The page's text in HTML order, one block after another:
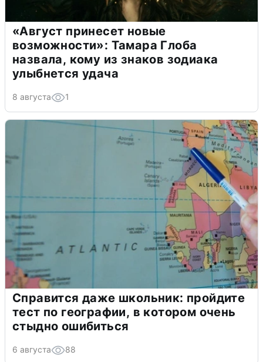
«Август принесет новые
возможности»: Тамара Глоба
назвала, кому из знаков зодиака
улыбнется удача
8 августа 1
Справится даже школьник: пройдите
тест по географии, в котором очень
стыдно ошибиться
6 августа 88